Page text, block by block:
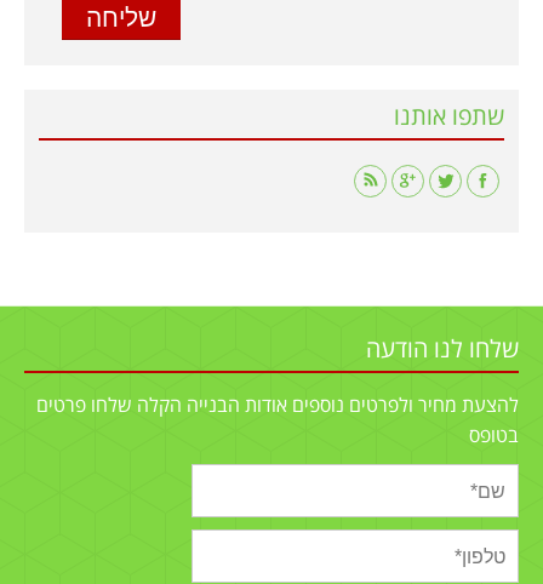
שתפו אותנו
Find us on:
שלחו לנו הודעה
להצעת מחיר ולפרטים נוספים אודות הבנייה הקלה שלחו פרטים
בטופס